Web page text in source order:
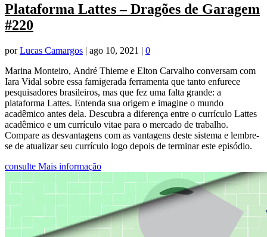
Plataforma Lattes – Dragões de Garagem
#220
porLucas Camargos | ago 10, 2021 | 0
Marina Monteiro, André Thieme e Elton Carvalho conversam com
Iara Vidal sobre essa famigerada ferramenta que tanto enfurece
pesquisadores brasileiros, mas que fez uma falta grande: a
plataforma Lattes. Entenda sua origem e imagine o mundo
acadêmico antes dela. Descubra a diferença entre o currículo Lattes
acadêmico e um currículo vitae para o mercado de trabalho.
Compare as desvantagens com as vantagens deste sistema e lembre-
se de atualizar seu currículo logo depois de terminar este episódio.
consulte Mais informação